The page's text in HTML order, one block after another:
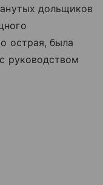
дольщиков
острая, была
руководством